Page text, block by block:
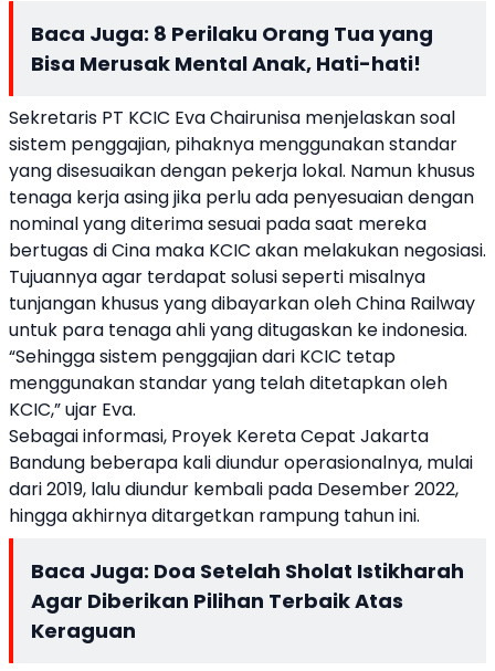
Baca Juga: 8 Perilaku Orang Tua yang
Bisa Merusak Mental Anak, Hati-hati!
Sekretaris PT KCIC Eva Chairunisa menjelaskan soal
sistem penggajian, pihaknya menggunakan standar
yang disesuaikan dengan pekerja lokal. Namun khusus
tenaga kerja asing jika perlu ada penyesuaian dengan
nominal yang diterima sesuai pada saat mereka
bertugas di Cina maka KCIC akan melakukan negosiasi.
Tujuannya agar terdapat solusi seperti misalnya
tunjangan khusus yang dibayarkan oleh China Railway
untuk para tenaga ahli yang ditugaskan ke indonesia.
“Sehingga sistem penggajian dari KCIC tetap
menggunakan standar yang telah ditetapkan oleh
KCIC,” ujar Eva.
Sebagai informasi, Proyek Kereta Cepat Jakarta
Bandung beberapa kali diundur operasionalnya, mulai
dari 2019, lalu diundur kembali pada Desember 2022,
hingga akhirnya ditargetkan rampung tahun ini.
Baca Juga: Doa Setelah Sholat Istikharah
Agar Diberikan Pilihan Terbaik Atas
Keraguan